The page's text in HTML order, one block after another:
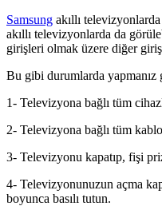
Samsung akıllı
akıllı televizyonlarda da
girişleri olmak üzere diğer
Bu gibi durumlarda yapmanız
1- Televizyona bağlı tüm
2- Televizyona bağlı tüm
3- Televizyonu kapatıp, fişi
4- Televizyonunuzun açma
boyunca basılı tutun.